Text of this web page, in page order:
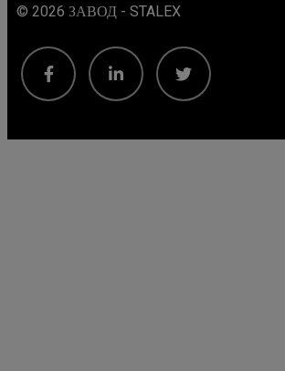
© 2026 ЗАВОД - STALEX